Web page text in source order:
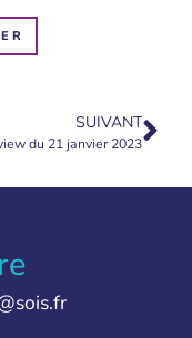
SUIVANT
du 21 janvier 2023